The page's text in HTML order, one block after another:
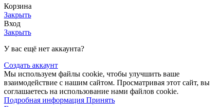
Корзина
Закрыть
Вход
Закрыть
У вас ещё нет аккаунта?
Создать аккаунт
Мы используем файлы cookie, чтобы улучшить ваше
взаимодействие с нашим сайтом. Просматривая этот сайт, вы
соглашаетесь на использование нами файлов cookie.
Подробная информация Подробная
Принять